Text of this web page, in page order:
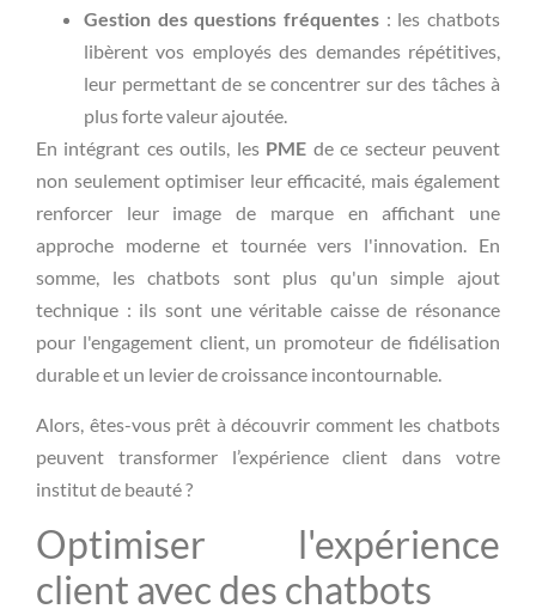
Gestion des questions fréquentes : les chatbots
libèrent vos employés des demandes répétitives,
leur permettant de se concentrer sur des tâches à
plus forte valeur ajoutée.
En intégrant ces outils, les PME de ce secteur peuvent
non seulement optimiser leur efficacité, mais également
renforcer leur image de marque en affichant une
approche moderne et tournée vers l'innovation. En
somme, les chatbots sont plus qu'un simple ajout
technique : ils sont une véritable caisse de résonance
pour l'engagement client, un promoteur de fidélisation
durable et un levier de croissance incontournable.
Alors, êtes-vous prêt à découvrir comment les chatbots
peuvent transformer l’expérience client dans votre
institut de beauté ?
Optimiser l'expérience
client avec des chatbots